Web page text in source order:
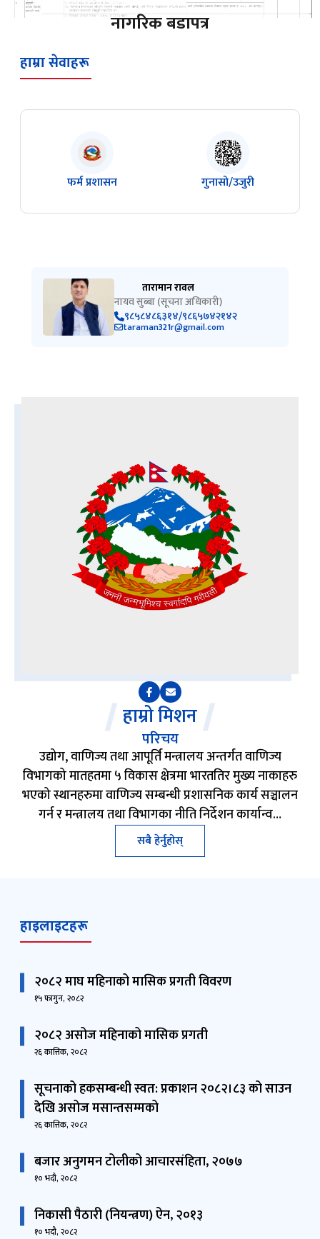
नागरिक बडापत्र
हाम्रा सेवाहरू
फर्म प्रशासन गुनासो/उजुरी
तारामान रावल
नायव सुब्बा (सूचना अधिकारी)
९८५८४८६३१४/९८६५७४२१४२
taraman321r@gmail.com
हाम्रो मिशन
परिचय
उद्योग, वाणिज्य तथा आपूर्ति मन्त्रालय अन्तर्गत वाणिज्य
विभागको मातहतमा ५ विकास क्षेत्रमा भारततिर मुख्य नाकाहरु
भएको स्थानहरुमा वाणिज्य सम्बन्धी प्रशासनिक कार्य सञ्चालन
गर्न र मन्त्रालय तथा विभागका नीति निर्देशन कार्यान्व…
सबै हेर्नुहोस्
हाइलाइटहरू
२०८२ माघ महिनाको मासिक प्रगती विवरण
१५ फागुन, २०८२
२०८२ असोज महिनाको मासिक प्रगती
२६ कात्तिक, २०८२
सूचनाको हकसम्बन्धी स्वत: प्रकाशन २०८२।८३ को साउन
देखि असोज मसान्तसम्मको
२६ कात्तिक, २०८२
बजार अनुगमन टोलीको आचारसंहिता, २०७७
१० भदौ, २०८२
निकासी पैठारी (नियन्त्रण) ऐन, २०१३
१० भदौ, २०८२